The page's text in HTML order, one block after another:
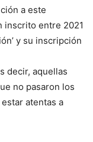
a este
inscrito entre 2021
y su inscripción
decir, aquellas
no pasaron los
atentas a